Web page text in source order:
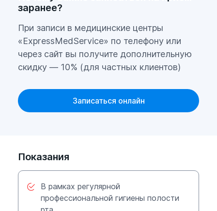
покрыть фторлаком. Это позволит
закрепить эффект чистки и укрепит эмаль
зубов. Профессиональная гигиеническая
чистка зубов – это удачное решения для
тех кто любит "красиво" улыбаться...
обработка и чистка зубов
все требуемые расходные
материалы;
заранее?
При записи в медицинские центры
«ExpressMedService» по телефону или
через сайт вы получите дополнительную
скидку — 10% (для частных клиентов)
Записаться онлайн
Показания
В рамках регулярной
профессиональной гигиены полости